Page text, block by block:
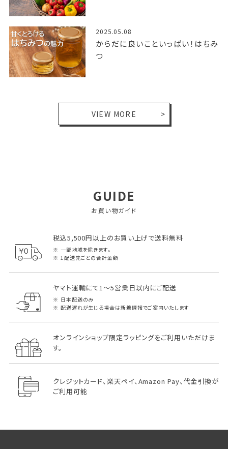
2025.05.08
からだに良いこといっぱい！はちみ
つ
VIEW MORE
GUIDE
お買い物ガイド
税込5,500円以上のお買い上げで送料無料
一部地域を除きます。
1配送先ごとの合計金額
ヤマト運輸にて1～5営業日以内にご配送
日本配送のみ
配送遅れが生じる場合は新着情報でご案内いたします
オンラインショップ限定ラッピングをご利用いただけま
す。
クレジットカード、楽天ペイ、Amazon Pay、代金引換が
ご利用可能